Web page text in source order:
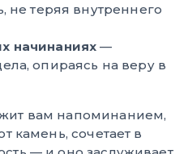
не теряя внутреннего
начинаниях —
опираясь на веру в
вам напоминанием,
камень, сочетает в